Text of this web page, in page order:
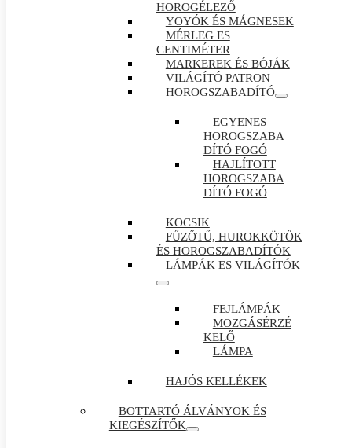
HOROGÉLEZŐ
YOYÓK ÉS MÁGNESEK
MÉRLEG ES
CENTIMÉTER
MARKEREK ÉS BÓJÁK
VILÁGÍTÓ PATRON
HOROGSZABADÍTÓ
EGYENES
HOROGSZABA
DÍTÓ FOGÓ
HAJLÍTOTT
HOROGSZABA
DÍTÓ FOGÓ
KOCSIK
FŰZŐTŰ, HUROKKÖTŐK
ÉS HOROGSZABADÍTÓK
LÁMPÁK ES VILÁGÍTÓK
FEJLÁMPÁK
MOZGÁSÉRZÉ
KELŐ
LÁMPA
HAJÓS KELLÉKEK
BOTTARTÓ ÁLVÁNYOK ÉS
KIEGÉSZÍTŐK